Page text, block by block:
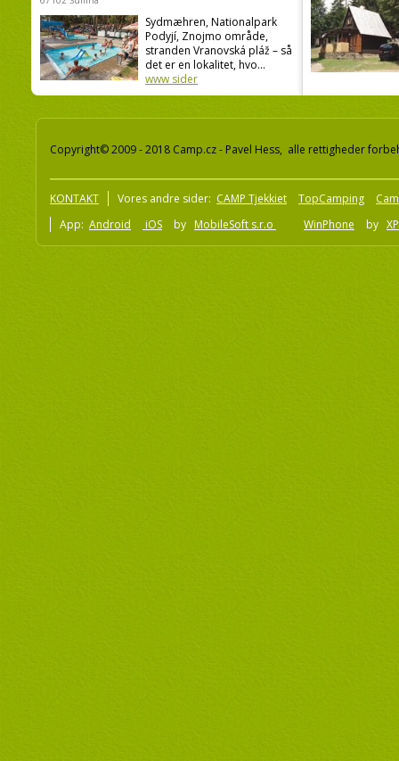
Sydmæhren, Nationalpark
Podyjí, Znojmo område,
stranden Vranovská pláž – så
det er en lokalitet, hvo...
www sider
Copyright© 2009 - 2018 Camp.cz - Pavel Hess, alle rettigheder
KONTAKT Vores andre sider: CAMP Tjekkiet TopCamping
App: Android iOS by MobileSoft s.r.o WinPhone by